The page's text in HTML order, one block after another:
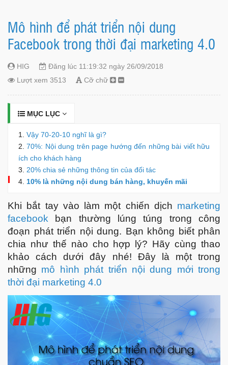
Mô hình để phát triển nội dung
Facebook trong thời đại marketing 4.0
HIG
Đăng lúc 11:19:32 ngày 26/09/2018
Lượt xem 3513
Cỡ chữ
MỤC LỤC
Vậy 70-20-10 nghĩ là gì?
70%: Nội dung trên page hướng đến những bài viết hữu
ích cho khách hàng
20% chia sẻ những thông tin của đối tác
10% là những nội dung bán hàng, khuyến mãi
Khi bắt tay vào làm một chiến dịch marketing
facebook bạn thường lúng túng trong công
đoạn phát triển nội dung. Bạn không biết phân
chia như thế nào cho hợp lý? Hãy cùng thao
khảo cách dưới đây nhé! Đây là một trong
những mô hình phát triển nội dung mới trong
thời đại marketing 4.0